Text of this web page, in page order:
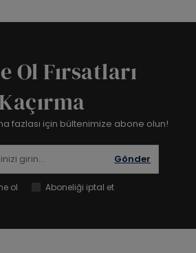
Ol Fırsatları
Kaçırma
fazlası için bültenimize abone olun!
Gönder
ol Aboneliği iptal et